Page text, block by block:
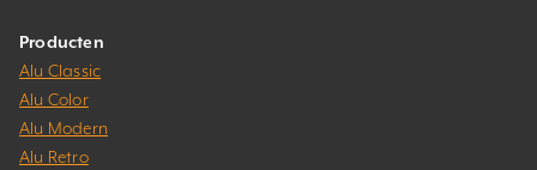
Producten
Alu Classic
Alu Color
Alu Modern
Alu Retro